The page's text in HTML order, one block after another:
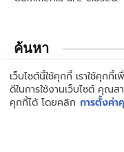
ค้นหา
เว็บไซต์นี้ใช้คุกกี้ เราใช้คุก
ดีในการใช้งานเว็บไซต์ คุณ
คุกกี้ได้ โดยคลิก การตั้งค่า